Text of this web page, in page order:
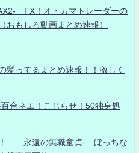
FX！オ・カマトレーダーの
もしろ動画まとめ速報）
髪ってるまとめ速報！！激しく
合ネエ！こじらせ！50独身処
！ 永遠の無職童貞- ぼっちな